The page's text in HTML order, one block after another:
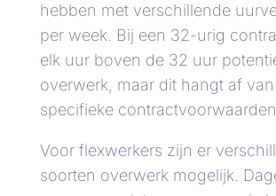
hebben met verschillende
per week. Bij een 32-urig
elk uur boven de 32 uur
overwerk, maar dit hangt af
specifieke
Voor flexwerkers zijn er
soorten overwerk mogelijk.